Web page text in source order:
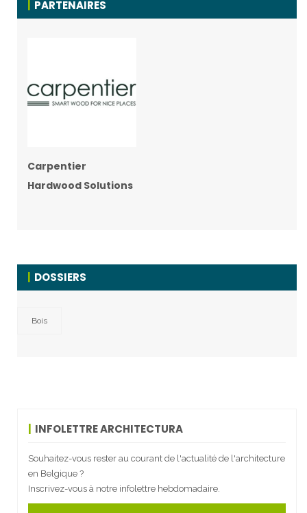
PARTENAIRES
Carpentier
Hardwood Solutions
DOSSIERS
Bois
INFOLETTRE ARCHITECTURA
Souhaitez-vous rester au courant de l'actualité de l'architecture
en Belgique ?
Inscrivez-vous à notre infolettre hebdomadaire.